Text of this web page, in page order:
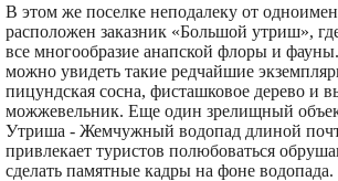
В этом же поселке неподалеку от
расположен заказник «Большой утриш»,
все многообразие анапской флоры и фауны.
можно увидеть такие редчайшие
пицундская сосна, фисташковое дерево и
можжевельник. Еще один зрелищный
Утриша - Жемчужный водопад длиной
привлекает туристов полюбоваться
сделать памятные кадры на фоне водопада.